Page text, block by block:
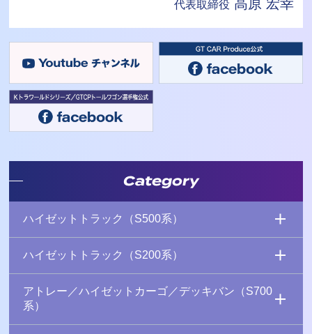
代表取締役 高原 宏幸
Category
ハイゼットトラック（S500系）
ハイゼットトラック（S200系）
アトレー／ハイゼットカーゴ／デッキバン（S700
系）